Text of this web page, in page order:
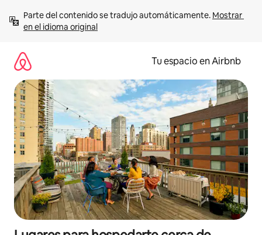
contenido
Parte del contenido se tradujo automáticamente. Mostrar
en el idioma original
Tu espacio en Airbnb